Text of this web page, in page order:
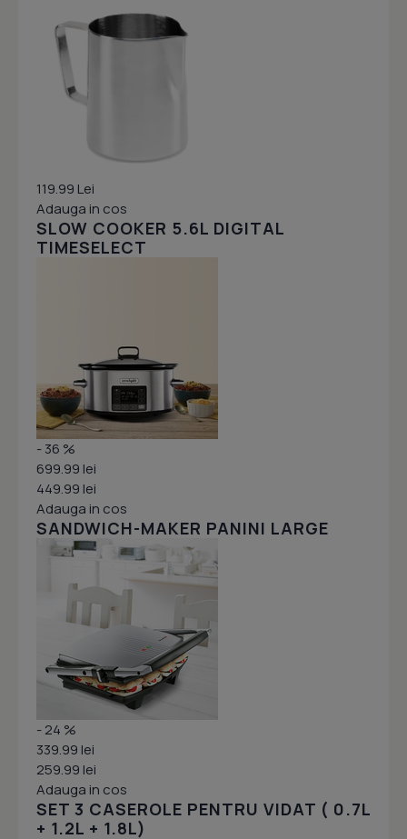
119.99 Lei
Adauga in cos
SLOW COOKER 5.6L DIGITAL
TIMESELECT
- 36 %
699.99 lei
449.99 lei
Adauga in cos
SANDWICH-MAKER PANINI LARGE
- 24 %
339.99 lei
259.99 lei
Adauga in cos
SET 3 CASEROLE PENTRU VIDAT ( 0.7L
+ 1.2L + 1.8L)